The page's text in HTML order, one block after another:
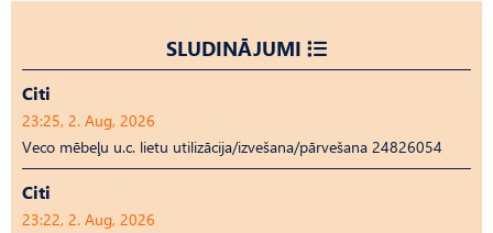
SLUDINĀJUMI
Citi
23:25, 2. Aug, 2026
Veco mēbeļu u.c. lietu utilizācija/izvešana/pārvešana 24826054
Citi
23:22, 2. Aug, 2026